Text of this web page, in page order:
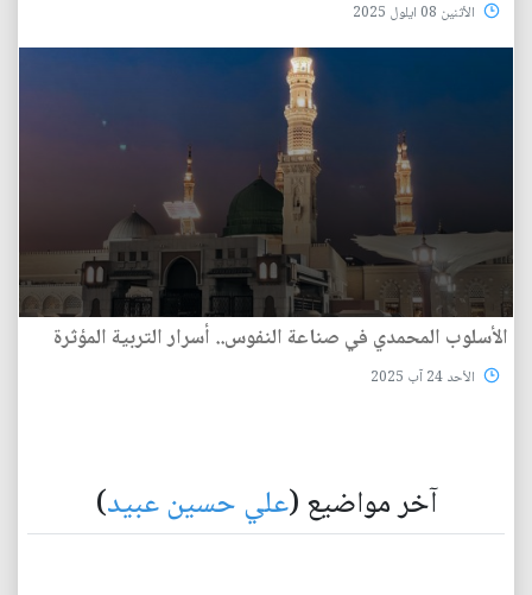
الأثنين 08 ايلول 2025
الأسلوب المحمدي في صناعة النفوس.. أسرار التربية المؤثرة
الأحد 24 آب 2025
آخر مواضيع (علي حسين عبيد)